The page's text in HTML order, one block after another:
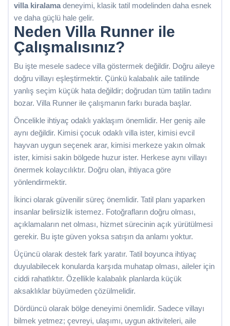
villa kiralama deneyimi, klasik tatil modelinden daha esnek
ve daha güçlü hale gelir.
Neden Villa Runner ile
Çalışmalısınız?
Bu işte mesele sadece villa göstermek değildir. Doğru aileye
doğru villayı eşleştirmektir. Çünkü kalabalık aile tatilinde
yanlış seçim küçük hata değildir; doğrudan tüm tatilin tadını
bozar. Villa Runner ile çalışmanın farkı burada başlar.
Öncelikle ihtiyaç odaklı yaklaşım önemlidir. Her geniş aile
aynı değildir. Kimisi çocuk odaklı villa ister, kimisi evcil
hayvan uygun seçenek arar, kimisi merkeze yakın olmak
ister, kimisi sakin bölgede huzur ister. Herkese aynı villayı
önermek kolaycılıktır. Doğru olan, ihtiyaca göre
yönlendirmektir.
İkinci olarak güvenilir süreç önemlidir. Tatil planı yaparken
insanlar belirsizlik istemez. Fotoğrafların doğru olması,
açıklamaların net olması, hizmet sürecinin açık yürütülmesi
gerekir. Bu işte güven yoksa satışın da anlamı yoktur.
Üçüncü olarak destek fark yaratır. Tatil boyunca ihtiyaç
duyulabilecek konularda karşıda muhatap olması, aileler için
ciddi rahatlıktır. Özellikle kalabalık planlarda küçük
aksaklıklar büyümeden çözülmelidir.
Dördüncü olarak bölge deneyimi önemlidir. Sadece villayı
bilmek yetmez; çevreyi, ulaşımı, uygun aktiviteleri, aile